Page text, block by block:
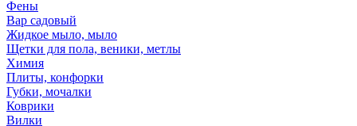
Фены
Вар садовый
Жидкое мыло, мыло
Щетки для пола, веники, метлы
Химия
Плиты, конфорки
Губки, мочалки
Коврики
Вилки